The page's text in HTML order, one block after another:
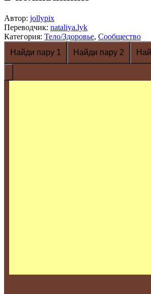
Автор: jollypix
Переводчик: nataliya.lyk
Категория: Тело/Здоровье, Сообщество
Найди пару 1
Найди пару 2